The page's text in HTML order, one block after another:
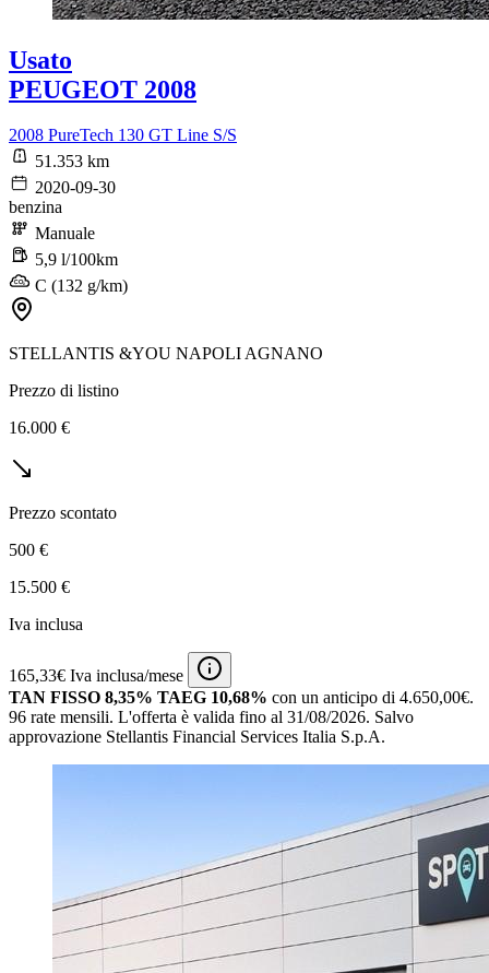
Usato
PEUGEOT 2008
2008 PureTech 130 GT Line S/S
51.353 km
2020-09-30
benzina
Manuale
5,9 l/100km
C (132 g/km)
STELLANTIS &YOU NAPOLI AGNANO
Prezzo di listino
16.000 €
Prezzo scontato
500 €
15.500 €
Iva inclusa
165,33€ Iva inclusa/mese
TAN FISSO 8,35% TAEG 10,68% con un anticipo di 4.650,00€.
96 rate mensili. L'offerta è valida fino al 31/08/2026. Salvo
approvazione Stellantis Financial Services Italia S.p.A.